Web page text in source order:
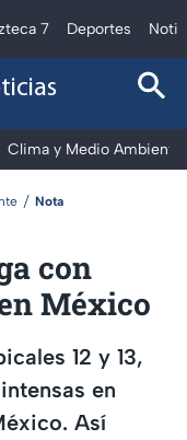
7 Deportes
Clima y Medio Ambiente
Nota
con
México
12 y 13,
en
Así